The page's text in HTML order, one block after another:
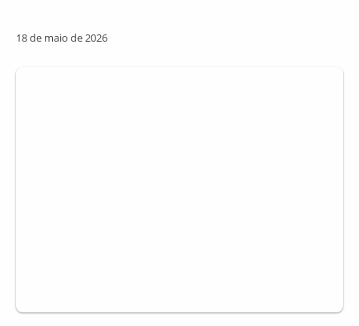
18 de maio de 2026